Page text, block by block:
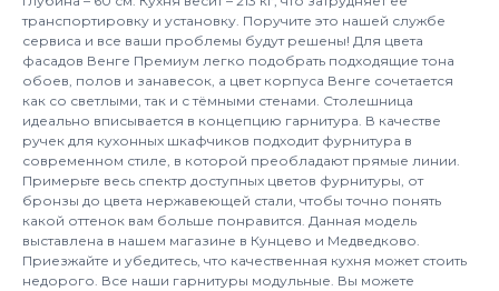
транспортировку и установку. Поручите это нашей службе
сервиса и все ваши проблемы будут решены! Для цвета
фасадов Венге Премиум легко подобрать подходящие тона
обоев, полов и занавесок, а цвет корпуса Венге сочетается
как со светлыми, так и с тёмными стенами. Столешница
идеально вписывается в концепцию гарнитура. В качестве
ручек для кухонных шкафчиков подходит фурнитура в
современном стиле, в которой преобладают прямые линии.
Примерьте весь спектр доступных цветов фурнитуры, от
бронзы до цвета нержавеющей стали, чтобы точно понять
какой оттенок вам больше понравится. Данная модель
выставлена в нашем магазине в Кунцево и Медведково.
Приезжайте и убедитесь, что качественная кухня может стоить
недорого. Все наши гарнитуры модульные. Вы можете